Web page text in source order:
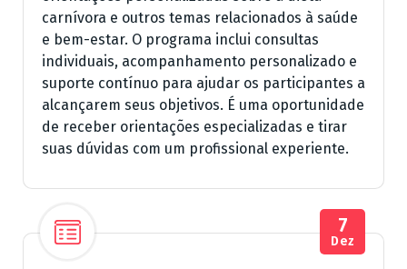
carnívora e outros temas relacionados à saúde
e bem-estar. O programa inclui consultas
individuais, acompanhamento personalizado e
suporte contínuo para ajudar os participantes a
alcançarem seus objetivos. É uma oportunidade
de receber orientações especializadas e tirar
suas dúvidas com um profissional experiente.
7
Dez